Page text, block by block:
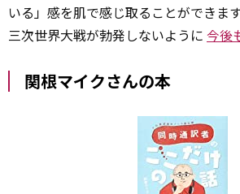
いる」感を肌で感じ取ることができま
三次世界大戦が勃発しないように 今後
関根マイクさんの本